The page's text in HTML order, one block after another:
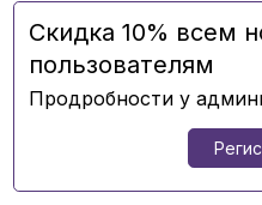
Скидка 10% всем
пользователям
Продробности у